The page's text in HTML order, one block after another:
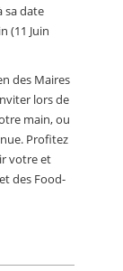
sa date
(11 Juin
des Maires
lors de
main, ou
Profitez
votre et
des Food-